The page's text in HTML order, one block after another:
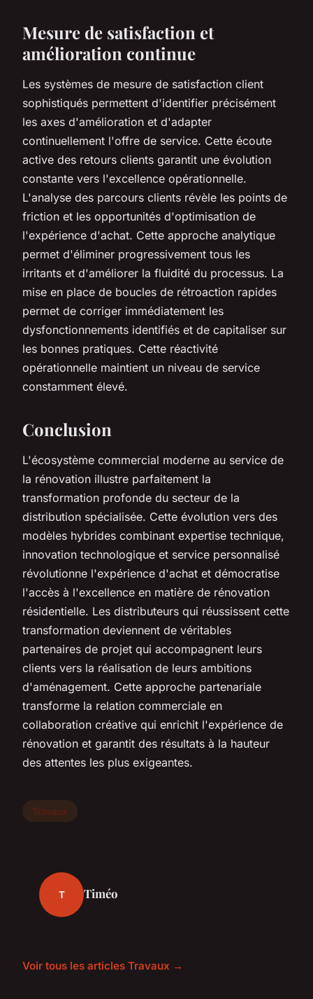
Mesure de satisfaction et
amélioration continue
Les systèmes de mesure de satisfaction client
sophistiqués permettent d'identifier précisément
les axes d'amélioration et d'adapter
continuellement l'offre de service. Cette écoute
active des retours clients garantit une évolution
constante vers l'excellence opérationnelle.
L'analyse des parcours clients révèle les points de
friction et les opportunités d'optimisation de
l'expérience d'achat. Cette approche analytique
permet d'éliminer progressivement tous les
irritants et d'améliorer la fluidité du processus. La
mise en place de boucles de rétroaction rapides
permet de corriger immédiatement les
dysfonctionnements identifiés et de capitaliser sur
les bonnes pratiques. Cette réactivité
opérationnelle maintient un niveau de service
constamment élevé.
Conclusion
L'écosystème commercial moderne au service de
la rénovation illustre parfaitement la
transformation profonde du secteur de la
distribution spécialisée. Cette évolution vers des
modèles hybrides combinant expertise technique,
innovation technologique et service personnalisé
révolutionne l'expérience d'achat et démocratise
l'accès à l'excellence en matière de rénovation
résidentielle. Les distributeurs qui réussissent cette
transformation deviennent de véritables
partenaires de projet qui accompagnent leurs
clients vers la réalisation de leurs ambitions
d'aménagement. Cette approche partenariale
transforme la relation commerciale en
collaboration créative qui enrichit l'expérience de
rénovation et garantit des résultats à la hauteur
des attentes les plus exigeantes.
Travaux
T Timéo
Voir tous les articles Travaux →